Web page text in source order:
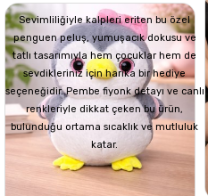
Sevimliliğiyle kalpleri eriten bu özel
penguen peluş, yumuşacık dokusu ve
tatlı tasarımıyla hem çocuklar hem de
sevdikleriniz için harika bir hediye
seçeneğidir. Pembe fiyonk detayı ve canlı
renkleriyle dikkat çeken bu ürün,
bulunduğu ortama sıcaklık ve mutluluk
katar.